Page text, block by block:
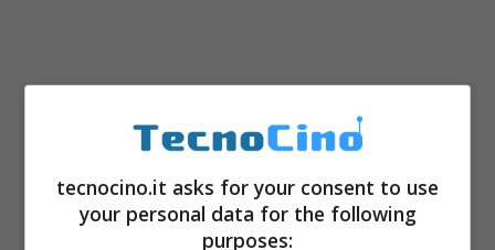
tecnocino.it asks for your consent to use
your personal data for the following
purposes: